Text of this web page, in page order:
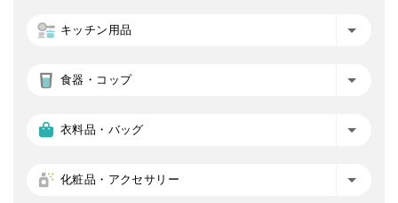
キッチン用品
食器・コップ
衣料品・バッグ
化粧品・アクセサリー